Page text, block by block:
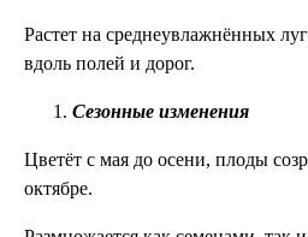
Растет на среднеувлажнённых
вдоль полей и дорог.
Сезонные изменения
Цветёт с мая до осени, плоды
октябре.